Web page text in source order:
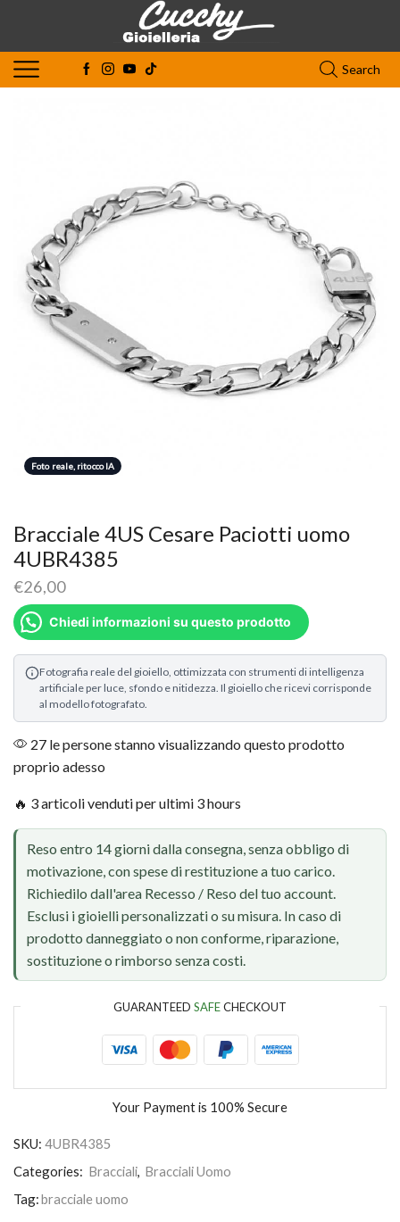
Search
Foto reale, ritocco IA
Bracciale 4US Cesare Paciotti uomo
4UBR4385
€26,00
Chiedi informazioni su questo prodotto
Fotografia reale del gioiello, ottimizzata con strumenti di intelligenza
artificiale per luce, sfondo e nitidezza. Il gioiello che ricevi corrisponde
al modello fotografato.
27 le persone stanno visualizzando questo prodotto
proprio adesso
🔥 3 articoli venduti per ultimi 3 hours
Reso entro 14 giorni dalla consegna, senza obbligo di
motivazione, con spese di restituzione a tuo carico.
Richiedilo dall'area Recesso / Reso del tuo account.
Esclusi i gioielli personalizzati o su misura. In caso di
prodotto danneggiato o non conforme, riparazione,
sostituzione o rimborso senza costi.
GUARANTEED SAFECHECKOUT
Your Payment is 100% Secure
SKU: 4UBR4385
Categories: Bracciali, Bracciali Uomo
Tag:bracciale uomo